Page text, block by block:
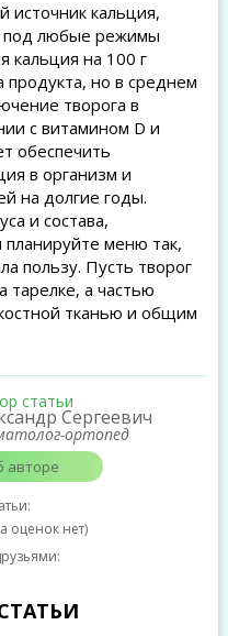
источник кальция,
под любые режимы
кальция на 100 г
продукта, но в среднем
творога в
с витамином D и
обеспечить
в организм и
на долгие годы.
и состава,
планируйте меню так,
пользу. Пусть творог
тарелке, а частью
тканью и общим
статьи
Сергеевич
ортопед
авторе
оценок нет)